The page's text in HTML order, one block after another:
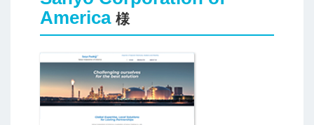
America 様